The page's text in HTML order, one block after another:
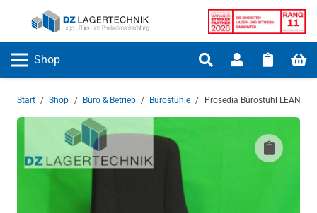
Shop
Start / Shop / Büro & Betrieb / Bürostühle / Prosedia Bürostuhl LEANOS